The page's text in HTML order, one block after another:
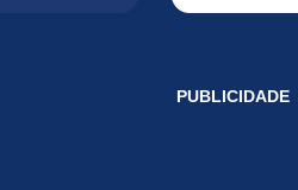
PUBLICIDADE